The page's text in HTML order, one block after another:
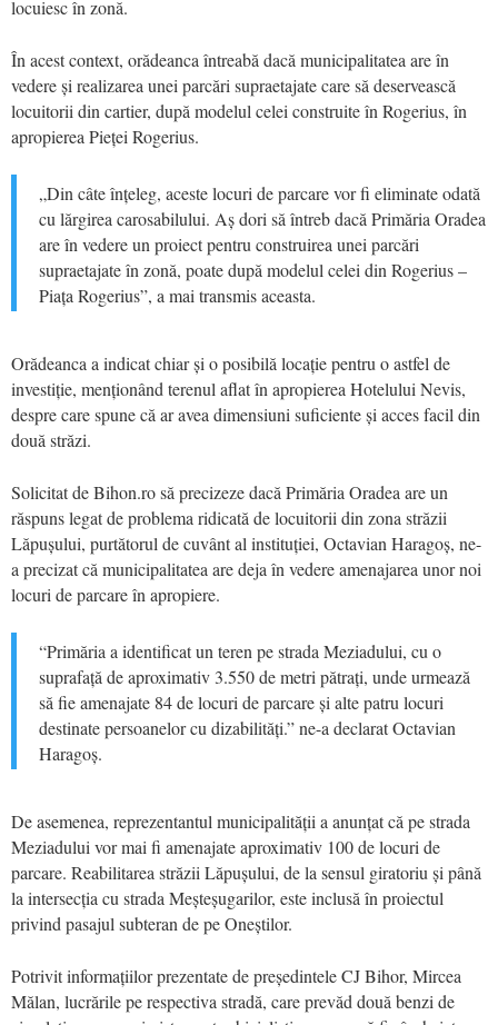
locuiesc în zonă.
În acest context, orădeanca întreabă dacă municipalitatea are în
vedere și realizarea unei parcări supraetajate care să deservească
locuitorii din cartier, după modelul celei construite în Rogerius, în
apropierea Pieței Rogerius.
„Din câte înțeleg, aceste locuri de parcare vor fi eliminate odată
cu lărgirea carosabilului. Aș dori să întreb dacă Primăria Oradea
are în vedere un proiect pentru construirea unei parcări
supraetajate în zonă, poate după modelul celei din Rogerius –
Piața Rogerius”, a mai transmis aceasta.
Orădeanca a indicat chiar și o posibilă locație pentru o astfel de
investiție, menționând terenul aflat în apropierea Hotelului Nevis,
despre care spune că ar avea dimensiuni suficiente și acces facil din
două străzi.
Solicitat de Bihon.ro să precizeze dacă Primăria Oradea are un
răspuns legat de problema ridicată de locuitorii din zona străzii
Lăpușului, purtătorul de cuvânt al instituției, Octavian Haragoș, ne-
a precizat că municipalitatea are deja în vedere amenajarea unor noi
locuri de parcare în apropiere.
“Primăria a identificat un teren pe strada Meziadului, cu o
suprafață de aproximativ 3.550 de metri pătrați, unde urmează
să fie amenajate 84 de locuri de parcare și alte patru locuri
destinate persoanelor cu dizabilități.” ne-a declarat Octavian
Haragoș.
De asemenea, reprezentantul municipalității a anunțat că pe strada
Meziadului vor mai fi amenajate aproximativ 100 de locuri de
parcare. Reabilitarea străzii Lăpușului, de la sensul giratoriu și până
la intersecția cu strada Meșteșugarilor, este inclusă în proiectul
privind pasajul subteran de pe Oneștilor.
Potrivit informațiilor prezentate de președintele CJ Bihor, Mircea
Mălan, lucrările pe respectiva stradă, care prevăd două benzi de